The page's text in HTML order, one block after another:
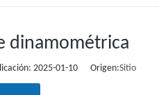
dinamométrica
2025-01-10 Origen:Sitio